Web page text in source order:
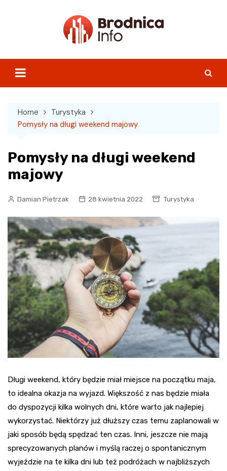
Home
Turystyka
Pomysły na długi weekend majowy
Pomysły na długi weekend
majowy
Damian Pietrzak 28 kwietnia 2022 Turystyka
Długi weekend, który będzie miał miejsce na początku maja,
to idealna okazja na wyjazd. Większość z nas będzie miała
do dyspozycji kilka wolnych dni, które warto jak najlepiej
wykorzystać. Niektórzy już dłuższy czas temu zaplanowali w
jaki sposób będą spędzać ten czas. Inni, jeszcze nie mają
sprecyzowanych planów i myślą raczej o spontanicznym
wyjeździe na te kilka dni lub też podróżach w najbliższych